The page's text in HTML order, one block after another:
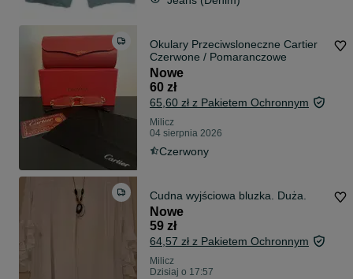
Okulary Przeciwsloneczne Cartier
Czerwone / Pomaranczowe
Nowe
60 zł
65,60 zł z Pakietem Ochronnym
Milicz
04 sierpnia 2026
Czerwony
Cudna wyjściowa bluzka. Duża.
Nowe
59 zł
64,57 zł z Pakietem Ochronnym
Milicz
Dzisiaj o 17:57